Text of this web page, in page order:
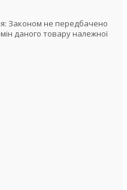
Законом не передбачено
даного товару належної